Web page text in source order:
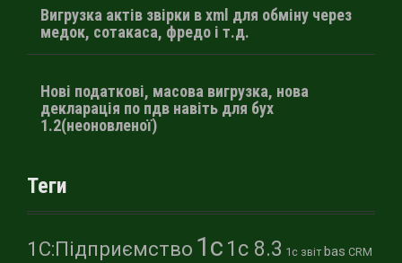
Вигрузка актів звірки в xml для обміну через
медок, сотакаса, фредо і т.д.
Нові податкові, масова вигрузка, нова
декларація по пдв навіть для бух
1.2(неоновленої)
Теги
1С:Підприємство 1с 1с 8.3 1с звіт bas CRM